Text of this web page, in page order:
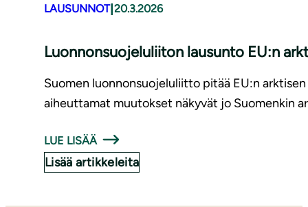
LAUSUNNOT| 20.3.2026
Luonnonsuojeluliiton lausunto EU:n
Suomen luonnonsuojeluliitto pitää EU:n
aiheuttamat muutokset näkyvät jo Suomenkin
LUE LISÄÄ
Lisää artikkeleita